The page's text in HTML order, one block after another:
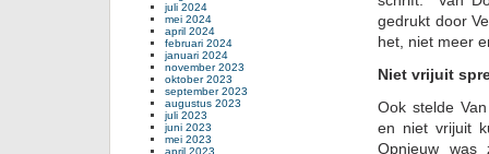
gedrukt door
het, niet meer
Niet vrijuit
Ook stelde
en niet vrijuit
Opnieuw was
juli 2024
mei 2024
april 2024
februari 2024
januari 2024
november 2023
oktober 2023
september 2023
augustus 2023
juli 2023
juni 2023
mei 2023
april 2023